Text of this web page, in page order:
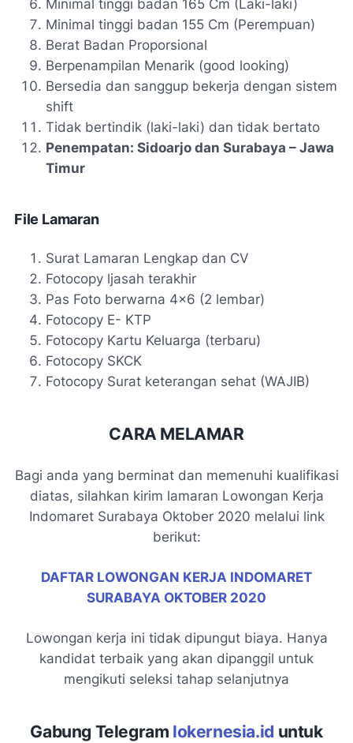
Minimal tinggi badan 165 Cm (Laki-laki)
Minimal tinggi badan 155 Cm (Perempuan)
Berat Badan Proporsional
Berpenampilan Menarik (good looking)
Bersedia dan sanggup bekerja dengan sistem
shift
Tidak bertindik (laki-laki) dan tidak bertato
Penempatan: Sidoarjo dan Surabaya – Jawa
Timur
File Lamaran
Surat Lamaran Lengkap dan CV
Fotocopy ljasah terakhir
Pas Foto berwarna 4x6 (2 lembar)
Fotocopy E- KTP
Fotocopy Kartu Keluarga (terbaru)
Fotocopy SKCK
Fotocopy Surat keterangan sehat (WAJIB)
CARA MELAMAR
Bagi anda yang berminat dan memenuhi kualifikasi
diatas, silahkan kirim lamaran Lowongan Kerja
Indomaret Surabaya Oktober 2020 melalui link
berikut:
DAFTAR LOWONGAN KERJA INDOMARET
SURABAYA OKTOBER 2020
Lowongan kerja ini tidak dipungut biaya. Hanya
kandidat terbaik yang akan dipanggil untuk
mengikuti seleksi tahap selanjutnya
Gabung Telegram lokernesia.id untuk